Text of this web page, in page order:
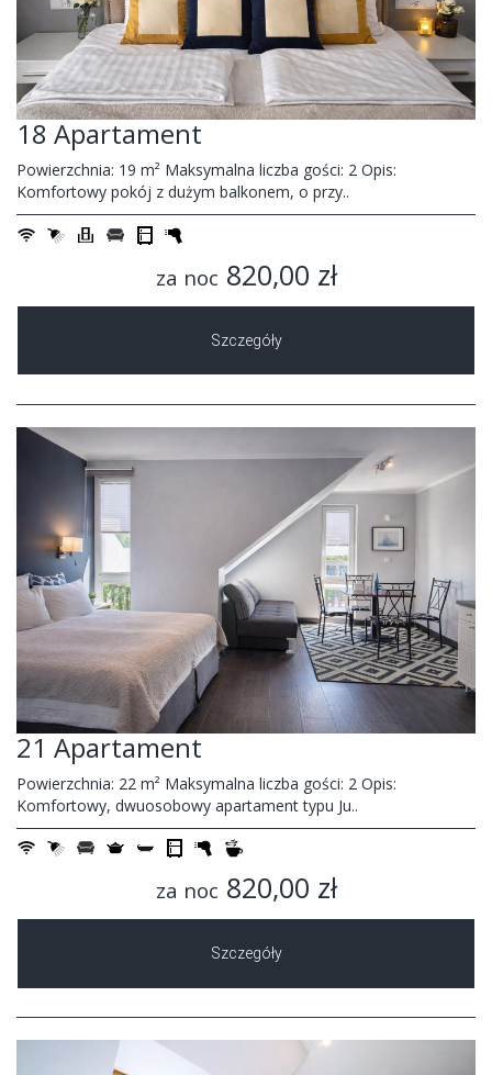
18 Apartament
Powierzchnia: 19 m² Maksymalna liczba gości: 2 Opis:
Komfortowy pokój z dużym balkonem, o przy..
za noc 820,00 zł
Szczegóły
21 Apartament
Powierzchnia: 22 m² Maksymalna liczba gości: 2 Opis:
Komfortowy, dwuosobowy apartament typu Ju..
za noc 820,00 zł
Szczegóły